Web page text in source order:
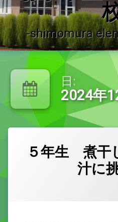
運用ガイドライン
登校許可証明書
やっちーの紹介
下村小学校だより
新型コロナウイルス感染
小学校教育課程研究集会（
-shimomura
日:
2024年
５年生 煮干
汁に